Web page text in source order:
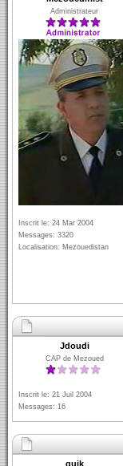
Administrateur
Inscrit le: 24 Mar 2004
Messages: 3320
Localisation: Mezouedistan
Jdoudi
CAP de Mezoued
Inscrit le: 21 Juil 2004
Messages: 16
quik